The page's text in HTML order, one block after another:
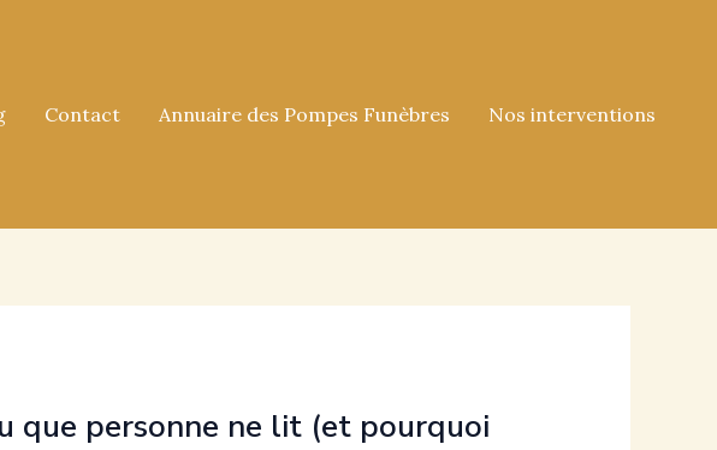
Contact Annuaire des Pompes Funèbres Nos interventions
que personne ne lit (et pourquoi